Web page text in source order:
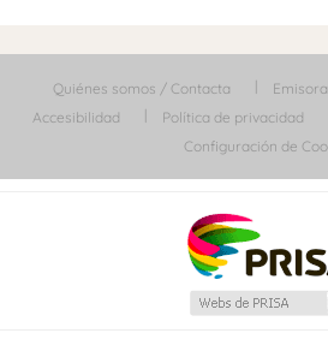
Quiénes somos / Contacta
Accesibilidad
Política de privacidad
Configuración de